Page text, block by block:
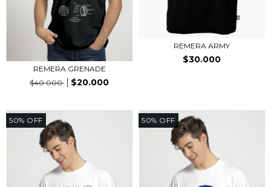
REMERA GRENADE
$40.000
$20.000
REMERA ARMY
$30.000
50% OFF 50% OFF